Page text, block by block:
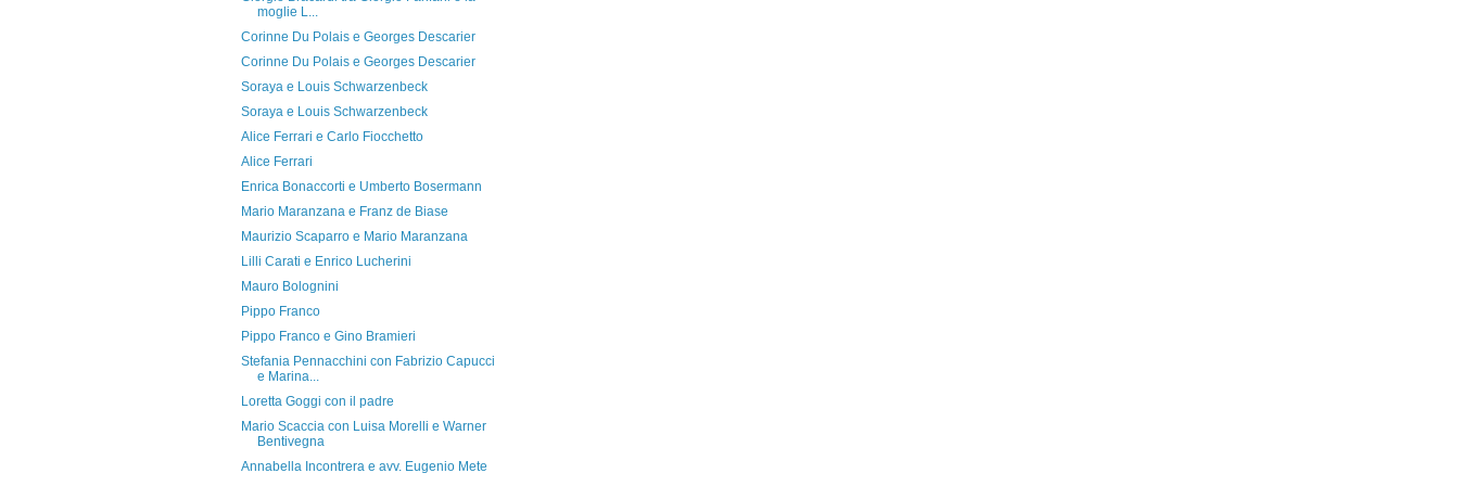
moglie L...
Corinne Du Polais e Georges Descarier
Corinne Du Polais e Georges Descarier
Soraya e Louis Schwarzenbeck
Soraya e Louis Schwarzenbeck
Alice Ferrari e Carlo Fiocchetto
Alice Ferrari
Enrica Bonaccorti e Umberto Bosermann
Mario Maranzana e Franz de Biase
Maurizio Scaparro e Mario Maranzana
Lilli Carati e Enrico Lucherini
Mauro Bolognini
Pippo Franco
Pippo Franco e Gino Bramieri
Stefania Pennacchini con Fabrizio Capucci
e Marina...
Loretta Goggi con il padre
Mario Scaccia con Luisa Morelli e Warner
Bentivegna
Annabella Incontrera e avv. Eugenio Mete